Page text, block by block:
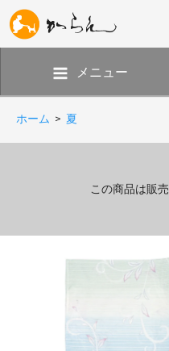
メニュー
ホーム > 夏
この商品は販